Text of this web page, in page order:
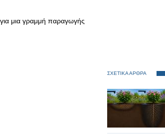
μια γραμμή παραγωγής
ΣΧΕΤΙΚΑ ΑΡΘΡΑ